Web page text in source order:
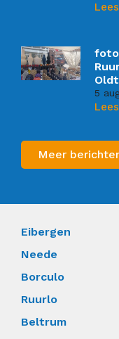
5
Meer
Eibergen
Neede
Borculo
Ruurlo
Beltrum